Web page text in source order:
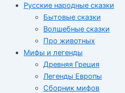
Русские народные сказки
Бытовые сказки
Волшебные сказки
Про животных
Мифы и легенды
Древняя Греция
Легенды Европы
Сборник мифов